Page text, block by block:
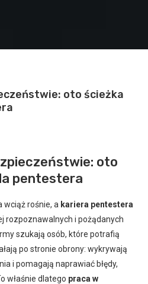
oto ścieżka
oto
pentestera
wciąż rośnie, a kariera pentestera
rozpoznawalnych i pożądanych
szukają osób, które potrafią
po stronie obrony: wykrywają
i pomagają naprawiać błędy,
właśnie dlatego praca w